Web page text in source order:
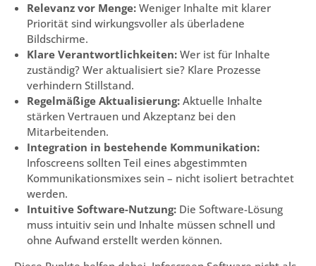
Relevanz vor Menge: Weniger Inhalte mit klarer
Priorität sind wirkungsvoller als überladene
Bildschirme.
Klare Verantwortlichkeiten: Wer ist für Inhalte
zuständig? Wer aktualisiert sie? Klare Prozesse
verhindern Stillstand.
Regelmäßige Aktualisierung: Aktuelle Inhalte
stärken Vertrauen und Akzeptanz bei den
Mitarbeitenden.
Integration in bestehende Kommunikation:
Infoscreens sollten Teil eines abgestimmten
Kommunikationsmixes sein – nicht isoliert betrachtet
werden.
Intuitive Software-Nutzung: Die Software-Lösung
muss intuitiv sein und Inhalte müssen schnell und
ohne Aufwand erstellt werden können.